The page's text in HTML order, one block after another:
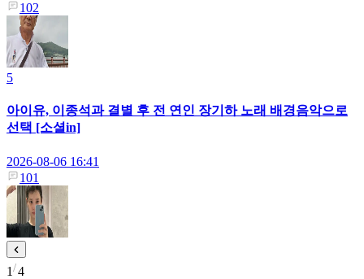
102
5
아이유, 이종석과 결별 후 전 연인 장기하 노래 배경음악으로
선택 [소셜in]
2026-08-06 16:41
101
1 4